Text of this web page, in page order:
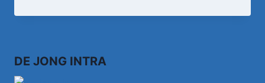
DE JONG INTRA